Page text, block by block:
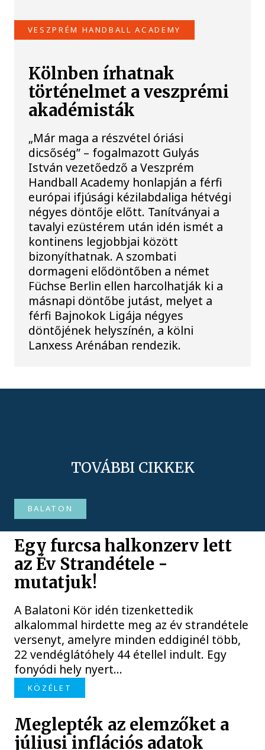
VESZPRÉM HANDBALL ACADEMY
Kölnben írhatnak
történelmet a veszprémi
akadémisták
„Már maga a részvétel óriási
dicsőség” – fogalmazott Gulyás
István vezetőedző a Veszprém
Handball Academy honlapján a férfi
európai ifjúsági kézilabdaliga hétvégi
négyes döntője előtt. Tanítványai a
tavalyi ezüstérem után idén ismét a
kontinens legjobbjai között
bizonyíthatnak. A szombati
dormageni elődöntőben a német
Füchse Berlin ellen harcolhatják ki a
másnapi döntőbe jutást, melyet a
férfi Bajnokok Ligája négyes
döntőjének helyszínén, a kölni
Lanxess Arénában rendezik.
TOVÁBBI CIKKEK
BALATON
Egy furcsa halkonzerv lett
az Év Strandétele -
mutatjuk!
A Balatoni Kör idén tizenkettedik
alkalommal hirdette meg az év strandétele
versenyt, amelyre minden eddiginél több,
22 vendéglátóhely 44 étellel indult. Egy
fonyódi hely nyert...
KÖZÉLET
Meglepték az elemzőket a
júliusi inflációs adatok